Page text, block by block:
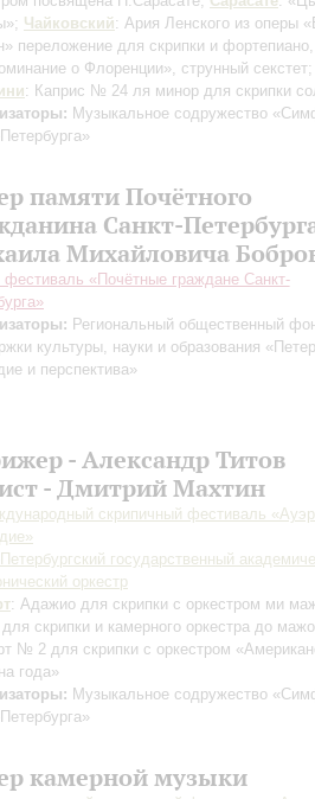
Чайковский: Ария Ленского из оперы
переложение для скрипки и фортепиано,
о Флоренции», струнный секстет;
: Каприс № 24 ля минор для скрипки
Музыкальное содружество
памяти Почётного
Санкт-
Михайловича
фестиваль «Почётные граждане Санкт-
Региональный общественный
культуры, науки и образования
и перспектива»
- Александр Титов
- Дмитрий Махтин
скрипичный фестиваль
государственный
оркестр
: Адажио для скрипки с оркестром ми
скрипки и камерного оркестра до
№ 2 для скрипки с оркестром
года»
Музыкальное содружество
камерной музыки